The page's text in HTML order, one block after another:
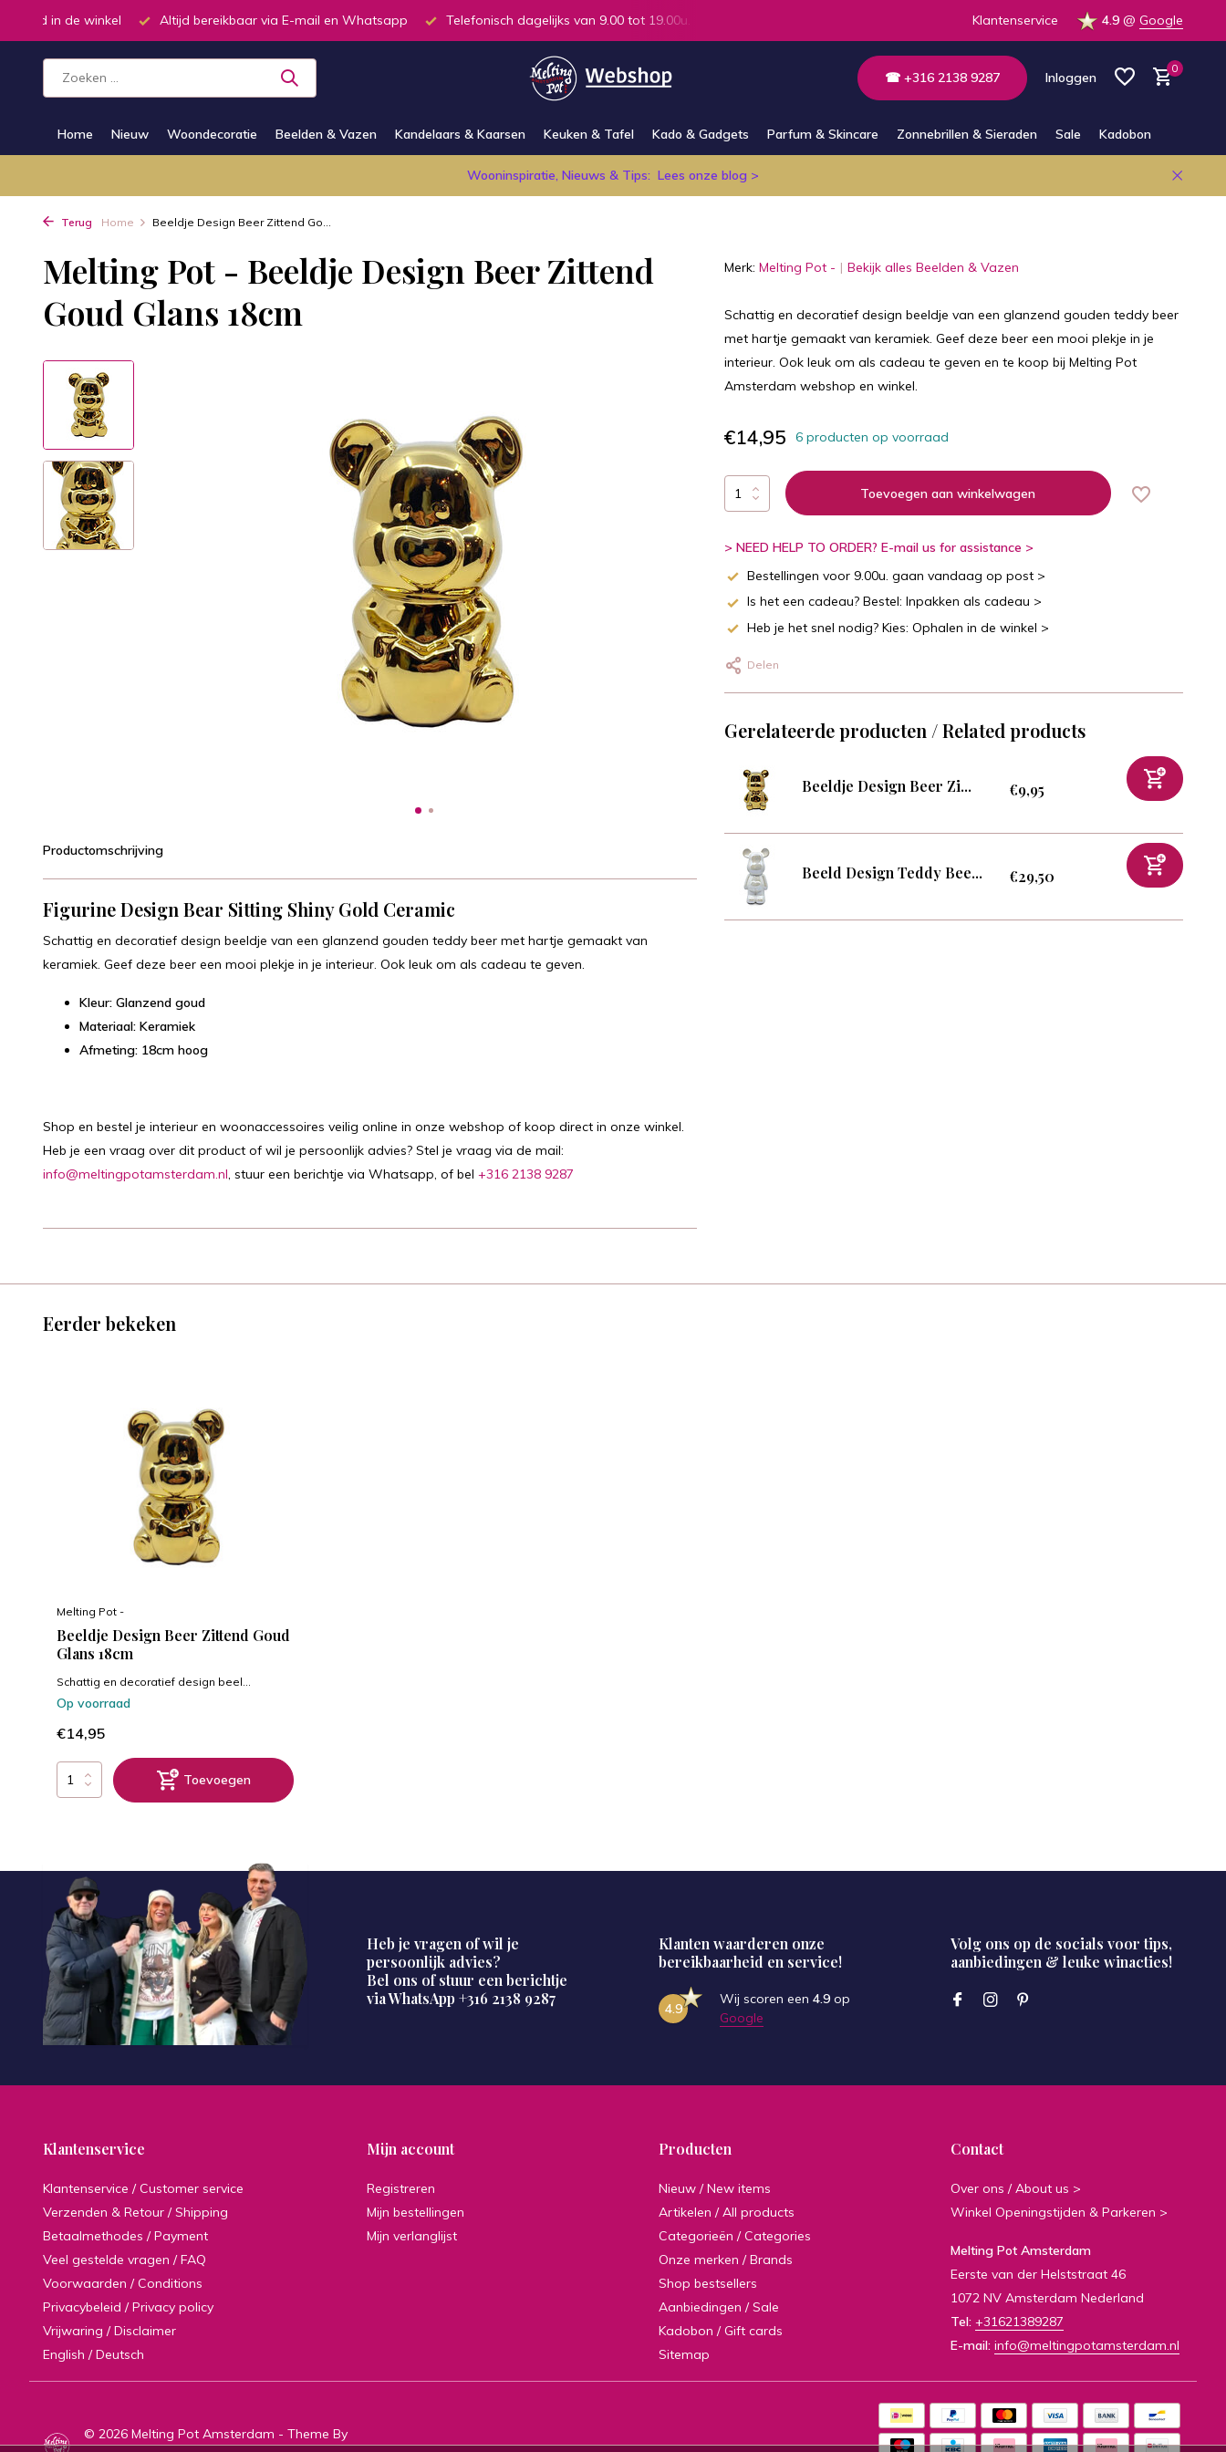
in de winkel Altijd bereikbaar via E-mail en Whatsapp Telefonisch dagelijks van 9.00 tot 19.00u. Klantenservice 4.9 @ Google
☎ +316 2138 9287 Inloggen
0
Home Nieuw Woondecoratie Beelden & Vazen Kandelaars & Kaarsen Keuken & Tafel Kado & Gadgets Parfum & Skincare Zonnebrillen & Sieraden Sale Kadobon
Wooninspiratie, Nieuws & Tips: Lees onze blog >
Terug Home Beeldje Design Beer Zittend Go...
Melting Pot - Beeldje Design Beer Zittend
Goud Glans 18cm
Productomschrijving
Figurine Design Bear Sitting Shiny Gold Ceramic
Schattig en decoratief design beeldje van een glanzend gouden teddy beer met hartje gemaakt van
keramiek. Geef deze beer een mooi plekje in je interieur. Ook leuk om als cadeau te geven.
Kleur: Glanzend goud
Materiaal: Keramiek
Afmeting: 18cm hoog
Shop en bestel je interieur en woonaccessoires veilig online in onze webshop of koop direct in onze winkel.
Heb je een vraag over dit product of wil je persoonlijk advies? Stel je vraag via de mail:
info@meltingpotamsterdam.nl, stuur een berichtje via Whatsapp, of bel +316 2138 9287
Merk: Melting Pot - Bekijk alles Beelden & Vazen
Schattig en decoratief design beeldje van een glanzend gouden teddy beer
met hartje gemaakt van keramiek. Geef deze beer een mooi plekje in je
interieur. Ook leuk om als cadeau te geven en te koop bij Melting Pot
Amsterdam webshop en winkel.
€14,95 6 producten op voorraad
Toevoegen aan winkelwagen
> NEED HELP TO ORDER? E-mail us for assistance >
Bestellingen voor 9.00u. gaan vandaag op post >
Is het een cadeau? Bestel: Inpakken als cadeau >
Heb je het snel nodig? Kies: Ophalen in de winkel >
Delen
Gerelateerde producten / Related products
Beeldje Design Beer Zi... €9,95
Beeld Design Teddy Bee... €29,50
Eerder bekeken
Melting Pot -
Beeldje Design Beer Zittend Goud
Glans 18cm
Schattig en decoratief design beel...
Op voorraad
€14,95
Toevoegen
Heb je vragen of wil je
persoonlijk advies?
Bel ons of stuur een berichtje
via WhatsApp +316 2138 9287
Klanten waarderen onze
bereikbaarheid en service!
4.9
Wij scoren een 4.9 op
Google
Volg ons op de socials voor tips,
aanbiedingen & leuke winacties!
Klantenservice
Klantenservice / Customer service
Verzenden & Retour / Shipping
Betaalmethodes / Payment
Veel gestelde vragen / FAQ
Voorwaarden / Conditions
Privacybeleid / Privacy policy
Vrijwaring / Disclaimer
English / Deutsch
Mijn account
Registreren
Mijn bestellingen
Mijn verlanglijst
Producten
Nieuw / New items
Artikelen / All products
Categorieën / Categories
Onze merken / Brands
Shop bestsellers
Aanbiedingen / Sale
Kadobon / Gift cards
Sitemap
Contact
Over ons / About us >
Winkel Openingstijden & Parkeren >
Melting Pot Amsterdam
Eerste van der Helststraat 46
1072 NV Amsterdam Nederland
Tel: +31621389287
E-mail: info@meltingpotamsterdam.nl
© 2026 Melting Pot Amsterdam - Theme By